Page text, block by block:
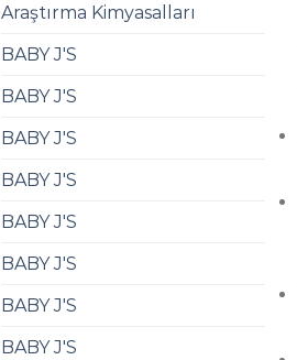
Araştırma Kimyasalları
BABY J'S
BABY J'S
BABY J'S
BABY J'S
BABY J'S
BABY J'S
BABY J'S
BABY J'S